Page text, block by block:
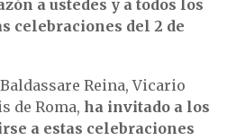
a ustedes y a todos los
celebraciones del 2 de
Reina, Vicario
de Roma, ha invitado a los
a estas celebraciones